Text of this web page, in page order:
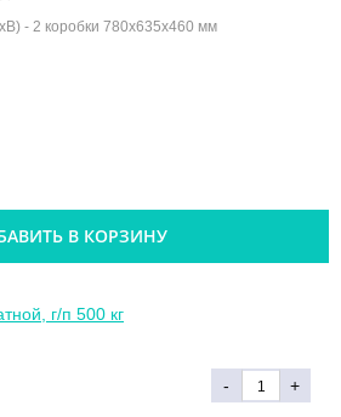
- 2 коробки 780х635х460 мм
В КОРЗИНУ
- +